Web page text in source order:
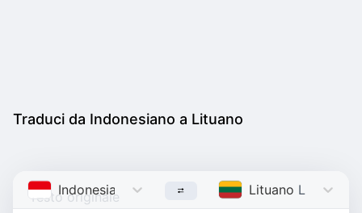
Traduci da Indonesiano a Lituano
Indonesiano Indonesian Lituano Lithuanian